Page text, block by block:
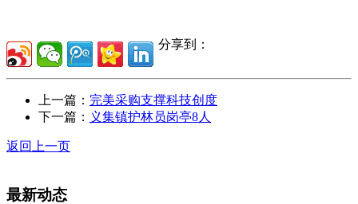
分享到：
上一篇： 完美采购支撑科技创度
下一篇： 义集镇护林员岗亭8人
返回上一页
最新动态